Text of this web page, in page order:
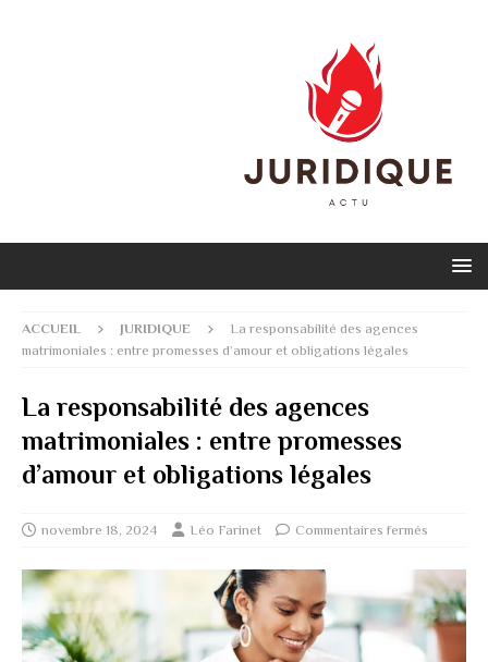
ACCUEIL JURIDIQUE
La responsabilité des agences
matrimoniales : entre promesses d’amour et obligations légales
La responsabilité des agences
matrimoniales : entre promesses
d’amour et obligations légales
novembre 18, 2024 Léo Farinet Commentaires fermés